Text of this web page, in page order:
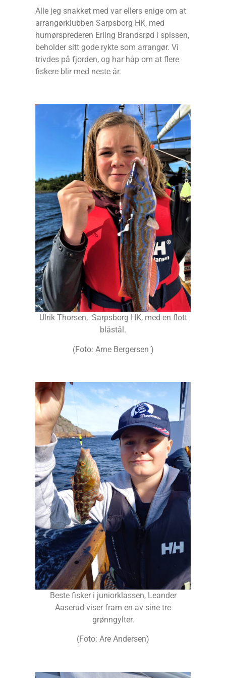
Alle jeg snakket med var ellers enige om at
arrangørklubben Sarpsborg HK, med
humørsprederen Erling Brandsrød i spissen,
beholder sitt gode rykte som arrangør. Vi
trivdes på fjorden, og har håp om at flere
fiskere blir med neste år.
Ulrik Thorsen, Sarpsborg HK, med en flott
blåstål.
(Foto: Arne Bergersen )
Beste fisker i juniorklassen, Leander
Aaserud viser fram en av sine tre
grønngylter.
(Foto: Are Andersen)